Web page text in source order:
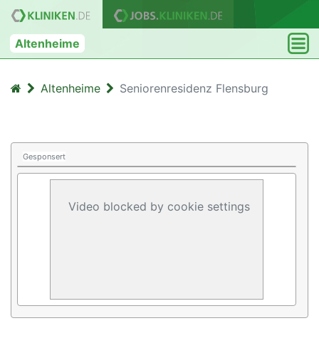
Altenheime
Altenheime Seniorenresidenz Flensburg
Gesponsert
Video blocked by cookie settings